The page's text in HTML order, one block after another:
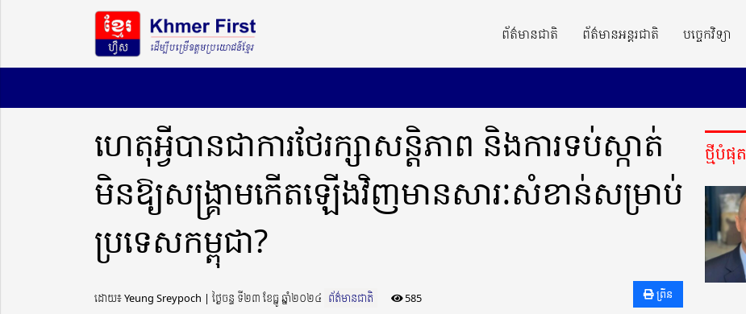
ព័ត៌មានជាតិ ព័ត៌មានអន្តរជាតិ បច្ចេកវិទ្យា
ហេតុអ្វីបានជាការថែរក្សាសន្តិភាព និងការទប់ស្កាត់
មិនឱ្យសង្រ្គាមកើតឡើងវិញមានសារៈសំខាន់សម្រាប់
ប្រទេសកម្ពុជា?
ដោយ៖ Yeung Sreypoch ​​ | ថ្ងៃចន្ទ ទី២៣ ខែធ្នូ ឆ្នាំ២០២៤ ព័ត៌មានជាតិ 585 ព្រីន
ថ្មីបំផុត